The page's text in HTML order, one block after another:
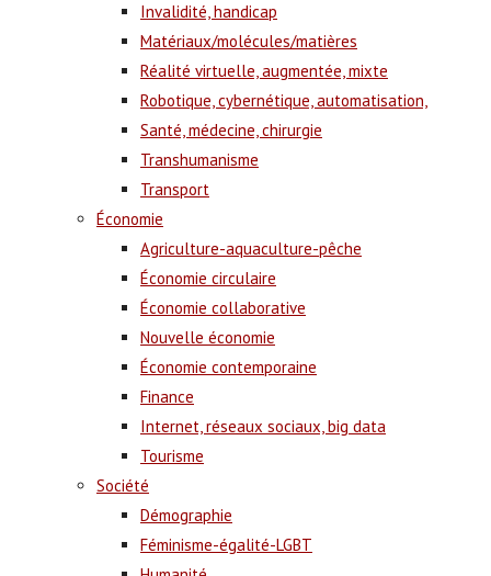
Invalidité, handicap
Matériaux/molécules/matières
Réalité virtuelle, augmentée, mixte
Robotique, cybernétique, automatisation,
Santé, médecine, chirurgie
Transhumanisme
Transport
Économie
Agriculture-aquaculture-pêche
Économie circulaire
Économie collaborative
Nouvelle économie
Économie contemporaine
Finance
Internet, réseaux sociaux, big data
Tourisme
Société
Démographie
Féminisme-égalité-LGBT